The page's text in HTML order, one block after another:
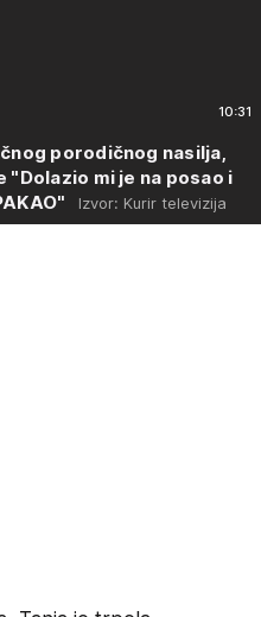
10:31
porodičnog nasilja,
mi je na posao i
Izvor: Kurir televizija